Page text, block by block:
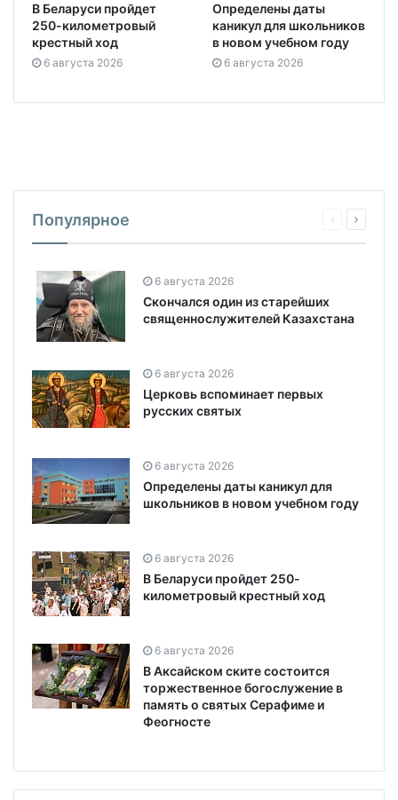
В Беларуси пройдет
250-километровый
крестный ход
6 августа 2026
Определены даты
каникул для школьников
в новом учебном году
6 августа 2026
Популярное
6 августа 2026
Скончался один из старейших
священнослужителей Казахстана
6 августа 2026
Церковь вспоминает первых
русских святых
6 августа 2026
Определены даты каникул для
школьников в новом учебном году
6 августа 2026
В Беларуси пройдет 250-
километровый крестный ход
6 августа 2026
В Аксайском ските состоится
торжественное богослужение в
память о святых Серафиме и
Феогносте